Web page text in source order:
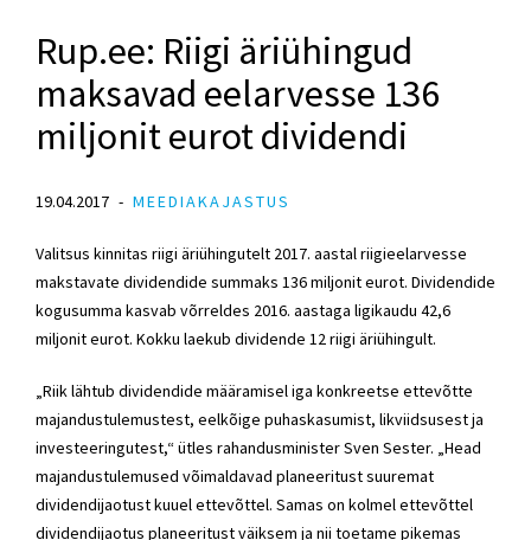
Rup.ee: Riigi äriühingud
maksavad eelarvesse 136
miljonit eurot dividendi
19.04.2017 MEEDIAKAJASTUS
Valitsus kinnitas riigi äriühingutelt 2017. aastal riigieelarvesse
makstavate dividendide summaks 136 miljonit eurot. Dividendide
kogusumma kasvab võrreldes 2016. aastaga ligikaudu 42,6
miljonit eurot. Kokku laekub dividende 12 riigi äriühingult.
„Riik lähtub dividendide määramisel iga konkreetse ettevõtte
majandustulemustest, eelkõige puhaskasumist, likviidsusest ja
investeeringutest,“ ütles rahandusminister Sven Sester. „Head
majandustulemused võimaldavad planeeritust suuremat
dividendijaotust kuuel ettevõttel. Samas on kolmel ettevõttel
dividendijaotus planeeritust väiksem ja nii toetame pikemas